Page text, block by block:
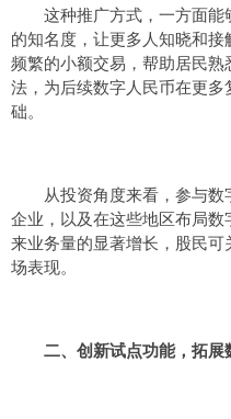
这种推广方式，一方面
的知名度，让更多人知晓和
频繁的小额交易，帮助居民
法，为后续数字人民币在更
础。
从投资角度来看，参与
企业，以及在这些地区布局
来业务量的显著增长，股民
场表现。
二、创新试点功能，拓